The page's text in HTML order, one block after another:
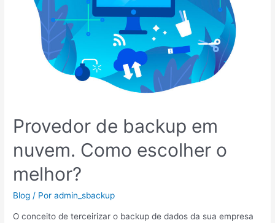
Provedor de backup em
nuvem. Como escolher o
melhor?
Blog / Poradmin_sbackup
O conceito de terceirizar o backup de dados da sua empresa